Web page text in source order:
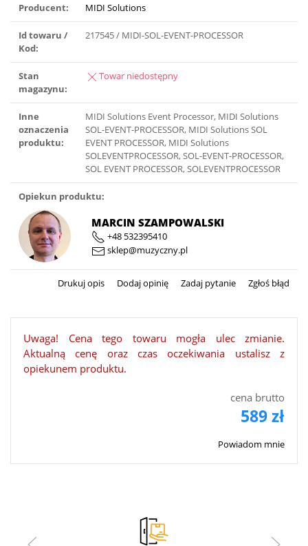
Producent: MIDI Solutions
Id towaru /
Kod:
217545 / MIDI-SOL-EVENT-PROCESSOR
Stan
magazynu:
Towar niedostępny
Inne
oznaczenia
produktu:
MIDI Solutions Event Processor, MIDI Solutions
SOL-EVENT-PROCESSOR, MIDI Solutions SOL
EVENT PROCESSOR, MIDI Solutions
SOLEVENTPROCESSOR, SOL-EVENT-PROCESSOR,
SOL EVENT PROCESSOR, SOLEVENTPROCESSOR
Opiekun produktu:
MARCIN SZAMPOWALSKI
+48 532395410
sklep@muzyczny.pl
Drukuj opis Dodaj opinię Zadaj pytanie Zgłoś błąd
Uwaga! Cena tego towaru mogła ulec zmianie.
Aktualną cenę oraz czas oczekiwania ustalisz z
opiekunem produktu.
cena brutto
589 zł
Powiadom mnie